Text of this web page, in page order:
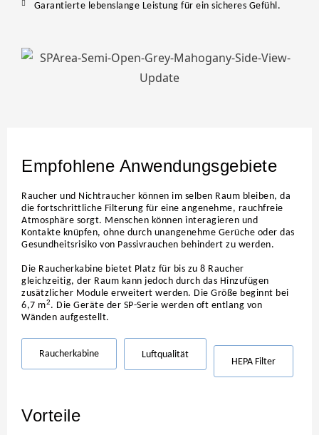
Garantierte lebenslange Leistung für ein sicheres Gefühl.
Empfohlene Anwendungsgebiete
Raucher und Nichtraucher können im selben Raum bleiben, da
die fortschrittliche Filterung für eine angenehme, rauchfreie
Atmosphäre sorgt. Menschen können interagieren und
Kontakte knüpfen, ohne durch unangenehme Gerüche oder das
Gesundheitsrisiko von Passivrauchen behindert zu werden.
Die Raucherkabine bietet Platz für bis zu 8 Raucher
gleichzeitig, der Raum kann jedoch durch das Hinzufügen
zusätzlicher Module erweitert werden. Die Größe beginnt bei
6,7 m2. Die Geräte der SP-Serie werden oft entlang von
Wänden aufgestellt.
Raucherkabine Luftqualität
HEPA Filter
Vorteile